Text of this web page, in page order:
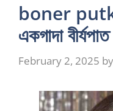
boner
একগাদা
February 2, 2025 by